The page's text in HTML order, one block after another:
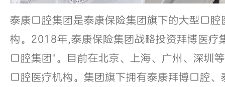
泰康口腔集团是泰康保险集团旗下的大型口
构。2018年,泰康保险集团战略投资拜博医疗
口腔集团"。目前在北京、上海、广州、深圳
口腔医疗机构。集团旗下拥有泰康拜博口腔